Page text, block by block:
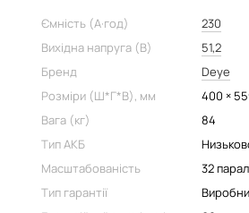
Ємність (А·год)
230
Вихідна напруга (В)
51,2
Бренд
Deye
Розміри (Ш*Г*В), мм
400 ×
Вага (кг)
84
Тип АКБ
Масштабованість
32
Тип гарантії